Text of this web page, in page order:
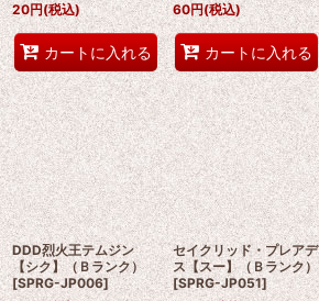
20円(税込)
カートに入れる
60円(税込)
カートに入れる
DDD烈火王テムジン
【シク】（Ｂランク）
[SPRG-JP006]
セイクリッド・プレアデ
ス【スー】（Ｂランク）
[SPRG-JP051]